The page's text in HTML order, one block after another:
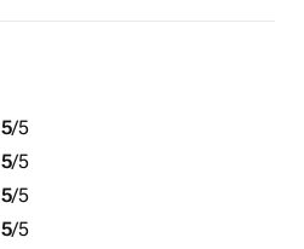
5/5
5/5
5/5
5/5